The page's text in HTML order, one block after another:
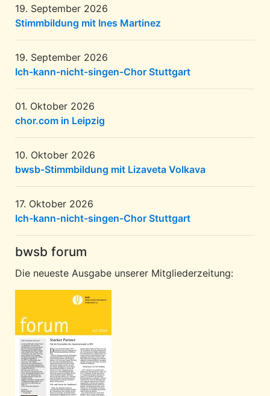
19. September 2026
Stimmbildung mit Ines Martinez
19. September 2026
Ich-kann-nicht-singen-Chor Stuttgart
01. Oktober 2026
chor.com in Leipzig
10. Oktober 2026
bwsb-Stimmbildung mit Lizaveta Volkava
17. Oktober 2026
Ich-kann-nicht-singen-Chor Stuttgart
bwsb forum
Die neueste Ausgabe unserer Mitgliederzeitung: